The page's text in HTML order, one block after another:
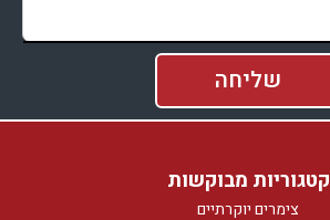
קטגוריות מבוקשות
צימרים יוקרתיים